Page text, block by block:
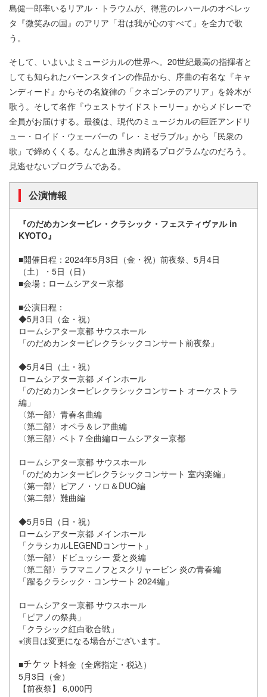
島健一郎率いるリアル・トラウムが、得意のレハールのオペレッ
タ『微笑みの国』のアリア「君は我が心のすべて」を全力で歌
う。
そして、いよいよミュージカルの世界へ。20世紀最高の指揮者と
しても知られたバーンスタインの作品から、序曲の有名な『キャ
ンディード』からその名旋律の「クネゴンテのアリア」を鈴木が
歌う。そして名作『ウェストサイドストーリー』からメドレーで
全員がお届けする。最後は、現代のミュージカルの巨匠アンドリ
ュー・ロイド・ウェーバーの『レ・ミゼラブル』から「民衆の
歌」で締めくくる。なんと血沸き肉踊るプログラムなのだろう。
見逃せないプログラムである。
公演情報
『のだめカンタービレ・クラシック・フェスティヴァル in
KYOTO』
■開催日程：2024年5月3日（金・祝）前夜祭、5月4日
（土）・5日（日）
■会場：ロームシアター京都
■公演日程：
◆5月3日（金・祝）
ロームシアター京都 サウスホール
「のだめカンタービレクラシックコンサート前夜祭」
◆5月4日（土・祝）
ロームシアター京都 メインホール
「のだめカンタービレクラシックコンサート オーケストラ
編」
〈第一部〉青春名曲編
〈第二部〉オペラ＆レア曲編
〈第三部〉ベト７全曲編ロームシアター京都
ロームシアター京都 サウスホール
「のだめカンタービレクラシックコンサート 室内楽編」
〈第一部〉ピアノ・ソロ＆DUO編
〈第二部〉難曲編
◆5月5日（日・祝）
ロームシアター京都 メインホール
「クラシカルLEGENDコンサート」
〈第一部〉ドビュッシー 愛と炎編
〈第二部〉ラフマニノフとスクリャービン 炎の青春編
「躍るクラシック・コンサート 2024編」
ロームシアター京都 サウスホール
「ピアノの祭典」
「クラシック紅白歌合戦」
※演目は変更になる場合がございます。
■
料金（全席指定・税込）
5月3日（金）
【前夜祭】 6,000円